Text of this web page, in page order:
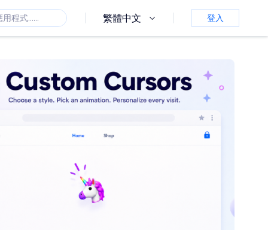
繁體中文 登入